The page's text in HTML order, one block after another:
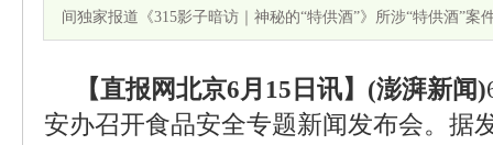
间独家报道《315影子暗访｜神秘的“特供酒”》所涉“特供酒”案
【直报网北京6月15日讯】(澎湃新闻)
安办召开食品安全专题新闻发布会。据